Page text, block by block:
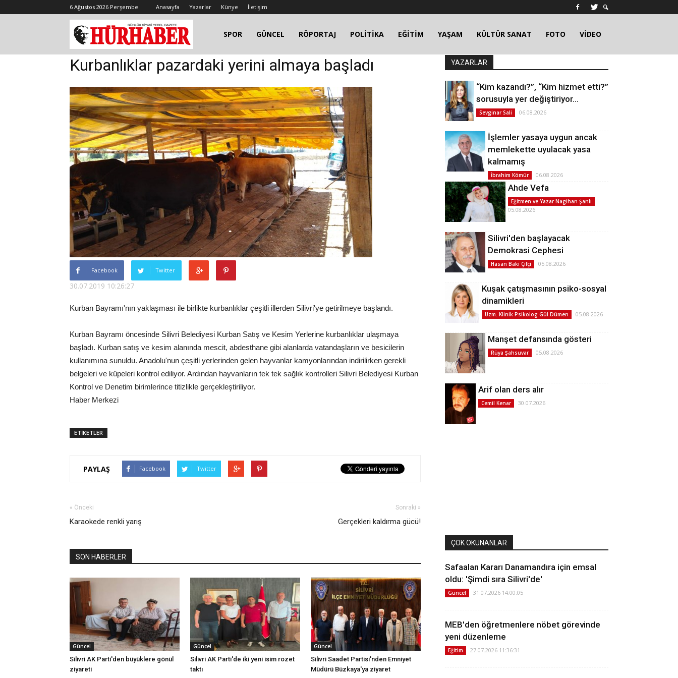
6 Ağustos 2026 Perşembe Anasayfa Yazarlar Künye İletişim
SPOR GÜNCEL RÖPORTAJ POLİTİKA EĞİTİM YAŞAM KÜLTÜR SANAT FOTO VİDEO
Kurbanlıklar pazardaki yerini almaya başladı
Facebook Twitter
30.07.2019 10:26:27
Kurban Bayramı'nın yaklaşması ile birlikte kurbanlıklar çeşitli illerden Silivri'ye getirilmeye başlandı.
Kurban Bayramı öncesinde Silivri Belediyesi Kurban Satış ve Kesim Yerlerine kurbanlıklar ulaşmaya
başladı. Kurban satış ve kesim alanında mescit, abdesthane gibi alanlarda vatandaşların ve besicilerin
kullanımına sunuldu. Anadolu'nun çeşitli yerlerinden gelen hayvanlar kamyonlarından indirilirken gerekli
belgeleri ve küpeleri kontrol ediliyor. Ardından hayvanların tek tek sağlık kontrolleri Silivri Belediyesi Kurban
Kontrol ve Denetim birimlerince titizlikle gerçekleştiriliyor.
Haber Merkezi
ETİKETLER
PAYLAŞ Facebook Twitter
« Önceki
Karaokede renkli yarış
Sonraki »
Gerçekleri kaldırma gücü!
SON HABERLER
Güncel
Silivri AK Parti'den büyüklere gönül
ziyareti
Güncel
Silivri AK Parti'de iki yeni isim rozet
taktı
Güncel
Silivri Saadet Partisi'nden Emniyet
Müdürü Büzkaya'ya ziyaret
YAZARLAR
“Kim kazandı?”, “Kim hizmet etti?”
sorusuyla yer değiştiriyor…
Sevginar Sali 06.08.2026
İşlemler yasaya uygun ancak
memlekette uyulacak yasa
kalmamış
İbrahim Kömür 06.08.2026
Ahde Vefa
Eğitmen ve Yazar Nagihan Şanlı
05.08.2026
Silivri'den başlayacak
Demokrasi Cephesi
Hasan Baki Çifçi 05.08.2026
Kuşak çatışmasının psiko-sosyal
dinamikleri
Uzm. Klinik Psikolog Gül Dümen 05.08.2026
Manşet defansında gösteri
Rüya Şahsuvar 05.08.2026
Arif olan ders alır
Cemil Kenar 30.07.2026
ÇOK OKUNANLAR
Safaalan Kararı Danamandıra için emsal
oldu: 'Şimdi sıra Silivri'de'
Güncel 31.07.2026 14:00:05
MEB'den öğretmenlere nöbet görevinde
yeni düzenleme
Eğitim 27.07.2026 11:36:31